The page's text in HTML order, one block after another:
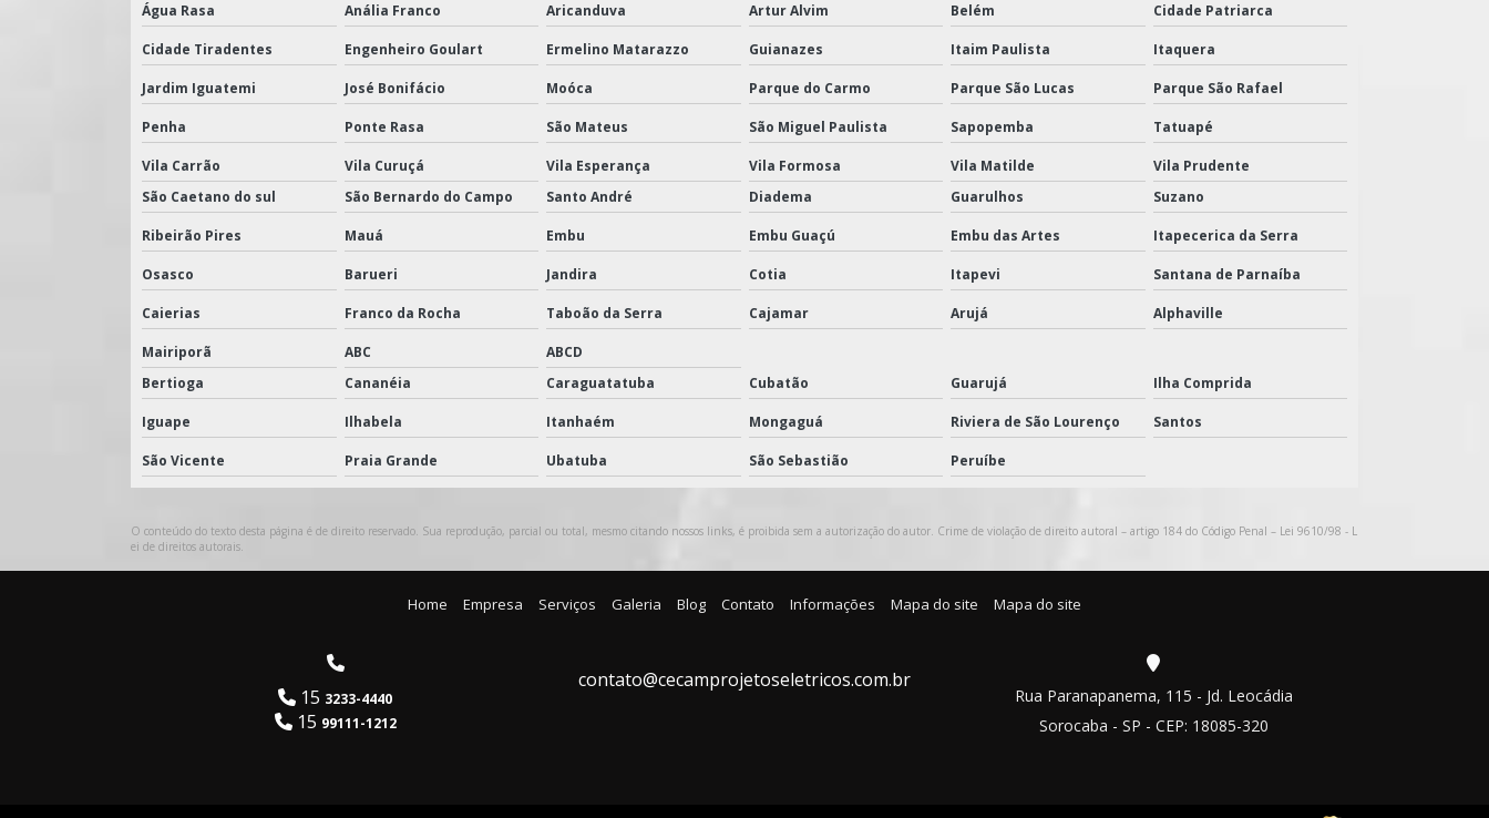
Água Rasa
Anália Franco Aricanduva Artur Alvim Belém Cidade Patriarca
Cidade Tiradentes Engenheiro Goulart Ermelino Matarazzo Guianazes Itaim Paulista Itaquera
Jardim Iguatemi José Bonifácio Moóca Parque do Carmo Parque São Lucas Parque São Rafael
Penha Ponte Rasa São Mateus São Miguel Paulista Sapopemba Tatuapé
Vila Carrão Vila Curuçá Vila Esperança Vila Formosa Vila Matilde
Vila Prudente
São Caetano do sul
São Bernardo do Campo Santo André Diadema Guarulhos Suzano
Ribeirão Pires Mauá Embu Embu Guaçú Embu das Artes Itapecerica da Serra
Osasco Barueri Jandira Cotia Itapevi Santana de Parnaíba
Caierias Franco da Rocha Taboão da Serra Cajamar Arujá Alphaville
Mairiporã ABC
ABCD
Bertioga
Cananéia Caraguatatuba Cubatão Guarujá Ilha Comprida
Iguape Ilhabela Itanhaém Mongaguá Riviera de São Lourenço Santos
São Vicente Praia Grande Ubatuba São Sebastião Peruíbe
O conteúdo do texto desta página é de direito reservado. Sua reprodução, parcial ou total, mesmo citando nossos links, é proibida sem a autorização do autor. Crime de violação de direito autoral – artigo 184 do Código Penal – Lei 9610/98 - L
ei de direitos autorais.
Home Empresa Serviços Galeria Blog Contato Informações Mapa do site Mapa do site
15 3233-4440
15 99111-1212
contato@cecamprojetoseletricos.com.br
Rua Paranapanema, 115 - Jd. Leocádia
Sorocaba - SP - CEP: 18085-320